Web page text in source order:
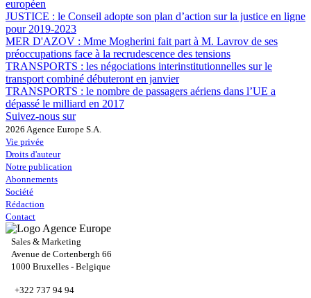
européen
JUSTICE : le Conseil adopte son plan d’action sur la justice en ligne
pour 2019-2023
MER D'AZOV : Mme Mogherini fait part à M. Lavrov de ses
préoccupations face à la recrudescence des tensions
TRANSPORTS : les négociations interinstitutionnelles sur le
transport combiné débuteront en janvier
TRANSPORTS : le nombre de passagers aériens dans l’UE a
dépassé le milliard en 2017
Suivez-nous sur
2026 Agence Europe S.A.
Vie privée
Droits d'auteur
Notre publication
Abonnements
Société
Rédaction
Contact
Sales & Marketing
Avenue de Cortenbergh 66
1000 Bruxelles - Belgique
+322 737 94 94